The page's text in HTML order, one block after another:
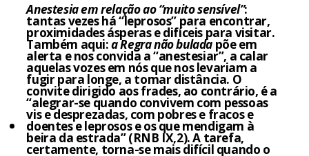
Anestesia em relação ao “muito sensível”:
tantas vezes há “leprosos” para encontrar,
proximidades ásperas e difíceis para visitar.
Também aqui:a Regra não bulada põe em
alerta e nos convida a “anestesiar”, a calar
aquelas vozes em nós que nos levariam a
fugir para longe, a tomar distância. O
convite dirigido aos frades, ao contrário, é a
“alegrar-se quando convivem com pessoas
vis e desprezadas, com pobres e fracos e
doentes e leprosos e os que mendigam à
beira da estrada” (RNB IX,2). A tarefa,
certamente, torna-se mais difícil quando o